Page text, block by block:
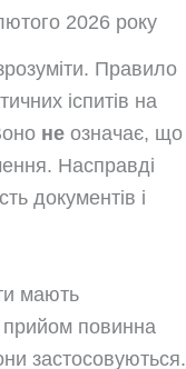
2026 року
Правило
іспитів на
не означає, що
Насправді
документів і
мають
прийом повинна
застосовуються.